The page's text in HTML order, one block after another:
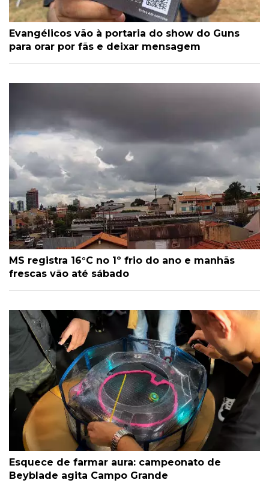
Evangélicos vão à portaria do show do Guns
para orar por fãs e deixar mensagem
MS registra 16°C no 1º frio do ano e manhãs
frescas vão até sábado
Esquece de farmar aura: campeonato de
Beyblade agita Campo Grande